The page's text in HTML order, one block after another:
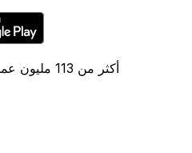
أكثر من 113 مليون عملية تنزيل من جميع أنحاء العالم